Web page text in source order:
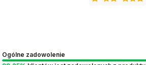
Ogólne zadowolenie